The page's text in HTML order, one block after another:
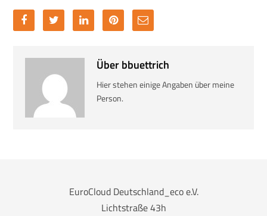
Über bbuettrich
Hier stehen einige Angaben über meine
Person.
EuroCloud Deutschland_eco e.V.
Lichtstraße 43h